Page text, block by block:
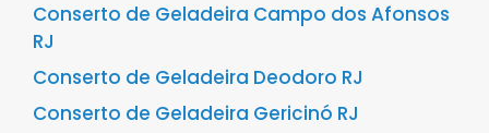
Conserto de Geladeira Campo dos Afonsos
RJ
Conserto de Geladeira Deodoro RJ
Conserto de Geladeira Gericinó RJ